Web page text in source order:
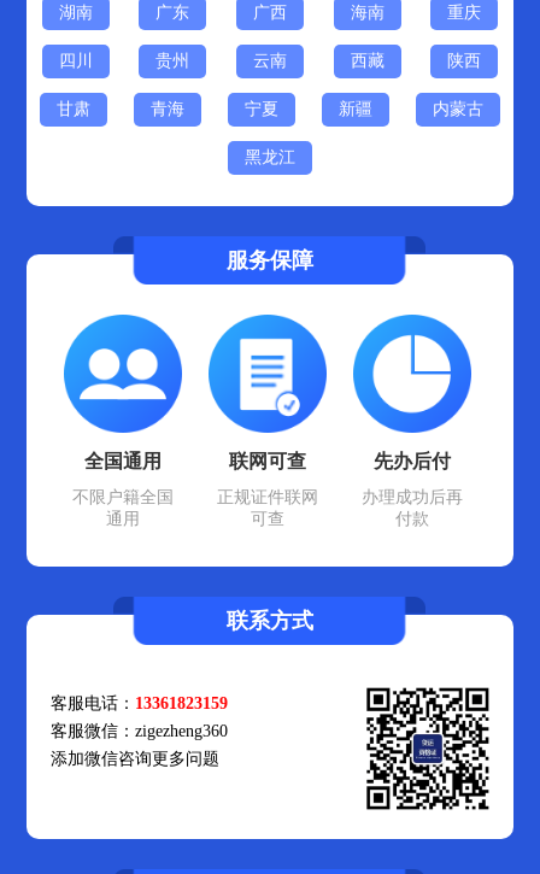
湖南 广东 广西 海南 重庆
四川 贵州 云南 西藏 陕西
甘肃 青海 宁夏 新疆 内蒙古
黑龙江
服务保障
全国通用
不限户籍全国
通用
联网可查
正规证件联网
可查
先办后付
办理成功后再
付款
联系方式
客服电话： 13361823159
客服微信：zigezheng360
添加微信咨询更多问题